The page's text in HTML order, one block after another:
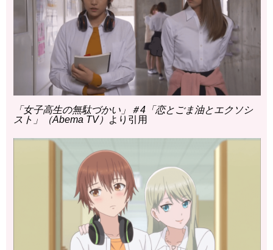
「女子高生の無駄づかい」＃4「恋とごま油とエクソシ
スト」（Abema TV）
より引用